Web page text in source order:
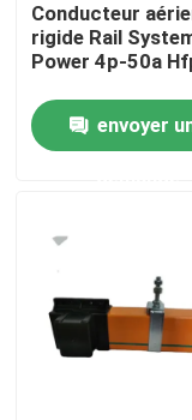
Maison
Produits
Contrôle de
Conducteur
rigide Rail
Power 4p-50a
envoyer